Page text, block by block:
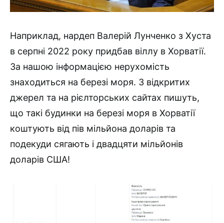
Наприклад, нардеп Валерій Лунченко з Хуста
в серпні 2022 року придбав віллу в Хорватії.
За нашою інформацією нерухомість
знаходиться на березі моря. З відкритих
джерел та на рієлторських сайтах пишуть,
що такі будинки на березі моря в Хорватії
коштують від пів мільйона доларів та
подекуди сягають і двадцяти мільйонів
доларів США!